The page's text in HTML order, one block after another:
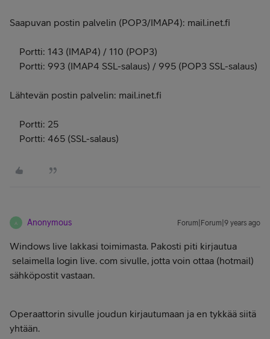
Saapuvan postin palvelin (POP3/IMAP4): mail.inet.fi
Portti: 143 (IMAP4) / 110 (POP3)
Portti: 993 (IMAP4 SSL-salaus) / 995 (POP3 SSL-salaus)
Lähtevän postin palvelin: mail.inet.fi
Portti: 25
Portti: 465 (SSL-salaus)
A Anonymous Forum|Forum|9 years ago
Windows live lakkasi toimimasta. Pakosti piti kirjautua
selaimella login live. com sivulle, jotta voin ottaa (hotmail)
sähköpostit vastaan.
Operaattorin sivulle joudun kirjautumaan ja en tykkää siitä
yhtään.